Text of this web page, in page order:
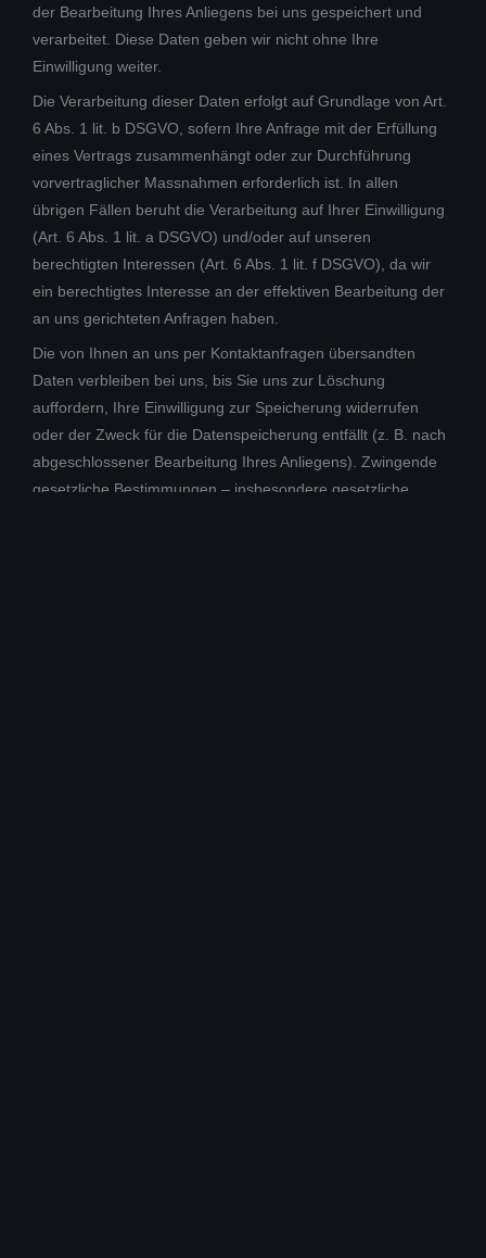
der Bearbeitung Ihres Anliegens bei uns gespeichert und
verarbeitet. Diese Daten geben wir nicht ohne Ihre
Einwilligung weiter.
Die Verarbeitung dieser Daten erfolgt auf Grundlage von Art.
6 Abs. 1 lit. b DSGVO, sofern Ihre Anfrage mit der Erfüllung
eines Vertrags zusammenhängt oder zur Durchführung
vorvertraglicher Massnahmen erforderlich ist. In allen
übrigen Fällen beruht die Verarbeitung auf Ihrer Einwilligung
(Art. 6 Abs. 1 lit. a DSGVO) und/oder auf unseren
berechtigten Interessen (Art. 6 Abs. 1 lit. f DSGVO), da wir
ein berechtigtes Interesse an der effektiven Bearbeitung der
an uns gerichteten Anfragen haben.
Die von Ihnen an uns per Kontaktanfragen übersandten
Daten verbleiben bei uns, bis Sie uns zur Löschung
auffordern, Ihre Einwilligung zur Speicherung widerrufen
oder der Zweck für die Datenspeicherung entfällt (z. B. nach
abgeschlossener Bearbeitung Ihres Anliegens). Zwingende
gesetzliche Bestimmungen – insbesondere gesetzliche